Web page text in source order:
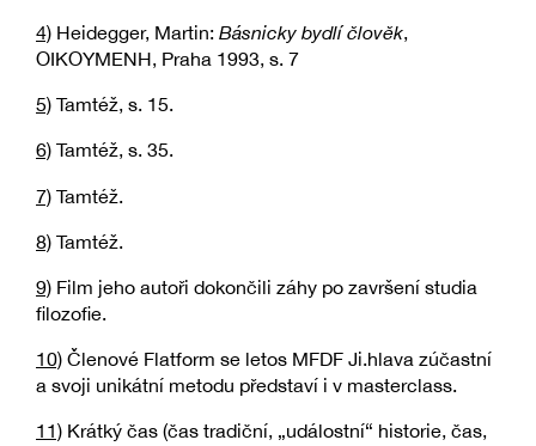
4) Heidegger, Martin: Básnicky bydlí člověk,
OIKOYMENH, Praha 1993, s. 7
5) Tamtéž, s. 15.
6) Tamtéž, s. 35.
7) Tamtéž.
8) Tamtéž.
9) Film jeho autoři dokončili záhy po završení studia
filozofie.
10) Členové Flatform se letos MFDF Ji.hlava zúčastní
a svoji unikátní metodu představí i v masterclass.
11) Krátký čas (čas tradiční, „událostní“ historie, čas,